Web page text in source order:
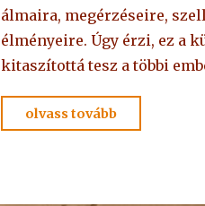
álmaira, megérzéseire,
élményeire. Úgy érzi, ez a
kitaszítottá tesz a többi
olvass tovább